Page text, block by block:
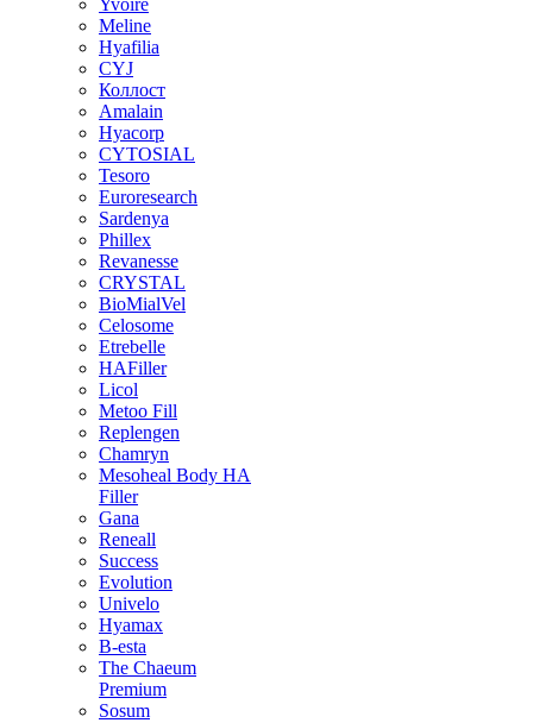
Yvoire
Meline
Hyafilia
CYJ
Коллост
Amalain
Hyacorp
CYTOSIAL
Tesoro
Euroresearch
Sardenya
Phillex
Revanesse
CRYSTAL
BioMialVel
Celosome
Etrebelle
HAFiller
Licol
Metoo Fill
Replengen
Chamryn
Mesoheal Body HA
Filler
Gana
Reneall
Success
Evolution
Univelo
Hyamax
B-esta
The Chaeum
Premium
Sosum